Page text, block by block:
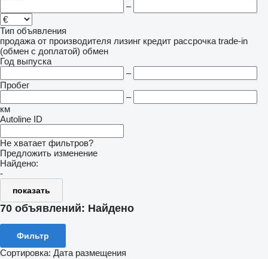
–
Тип объявления
продажа от производителя лизинг кредит рассрочка trade-in
(обмен с доплатой) обмен
Год выпуска
–
Пробег
–
км
Autoline ID
Не хватает фильтров?
Предложить изменение
Найдено:
-
показать
70 объявлений: Найдено
Фильтр
Сортировка: Дата размещения